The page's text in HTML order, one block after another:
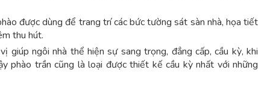
được dùng để trang trí các bức tường sát sàn nhà, họa tiết
thu hút.
giúp ngôi nhà thể hiện sự sang trọng, đẳng cấp, cầu kỳ, khi
phào trần cũng là loại được thiết kế cầu kỳ nhất với những